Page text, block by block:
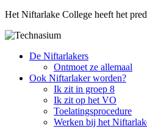
Het Niftarlake College heeft het
De Niftarlakers
Ontmoet ze allemaal
Ook Niftarlaker worden?
Ik zit in groep 8
Ik zit op het VO
Toelatingsprocedure
Werken bij het